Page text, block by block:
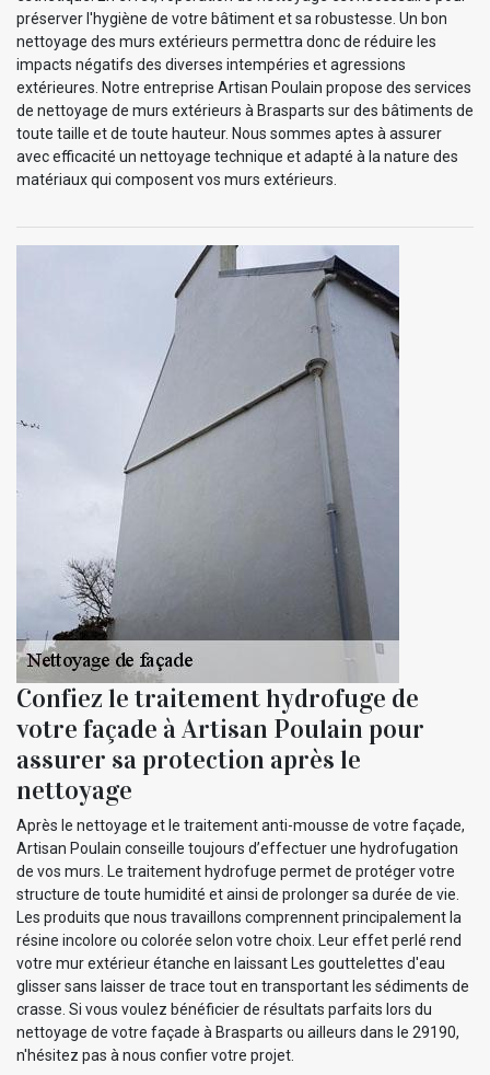
préserver l'hygiène de votre bâtiment et sa robustesse. Un bon
nettoyage des murs extérieurs permettra donc de réduire les
impacts négatifs des diverses intempéries et agressions
extérieures. Notre entreprise Artisan Poulain propose des services
de nettoyage de murs extérieurs à Brasparts sur des bâtiments de
toute taille et de toute hauteur. Nous sommes aptes à assurer
avec efficacité un nettoyage technique et adapté à la nature des
matériaux qui composent vos murs extérieurs.
Confiez le traitement hydrofuge de
votre façade à Artisan Poulain pour
assurer sa protection après le
nettoyage
Après le nettoyage et le traitement anti-mousse de votre façade,
Artisan Poulain conseille toujours d’effectuer une hydrofugation
de vos murs. Le traitement hydrofuge permet de protéger votre
structure de toute humidité et ainsi de prolonger sa durée de vie.
Les produits que nous travaillons comprennent principalement la
résine incolore ou colorée selon votre choix. Leur effet perlé rend
votre mur extérieur étanche en laissant Les gouttelettes d'eau
glisser sans laisser de trace tout en transportant les sédiments de
crasse. Si vous voulez bénéficier de résultats parfaits lors du
nettoyage de votre façade à Brasparts ou ailleurs dans le 29190,
n'hésitez pas à nous confier votre projet.